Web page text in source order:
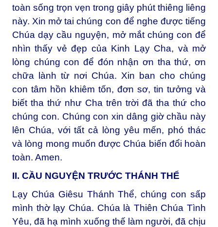
toàn sống trọn vẹn trong giây phút thiêng liêng
này. Xin mở tai chúng con để nghe được tiếng
Chúa dạy cầu nguyện, mở mắt chúng con để
nhìn thấy vẻ đẹp của Kinh Lạy Cha, và mở
lòng chúng con để đón nhận ơn tha thứ, ơn
chữa lành từ nơi Chúa. Xin ban cho chúng
con tâm hồn khiêm tốn, đơn sơ, tin tưởng và
biết tha thứ như Cha trên trời đã tha thứ cho
chúng con. Chúng con xin dâng giờ chầu này
lên Chúa, với tất cả lòng yêu mến, phó thác
và lòng mong muốn được Chúa biến đổi hoàn
toàn. Amen.
II. CẦU NGUYỆN TRƯỚC THÁNH THỂ
Lạy Chúa Giêsu Thánh Thể, chúng con sấp
mình thờ lạy Chúa. Chúa là Thiên Chúa Tình
Yêu, đã hạ mình xuống thế làm người, đã chịu